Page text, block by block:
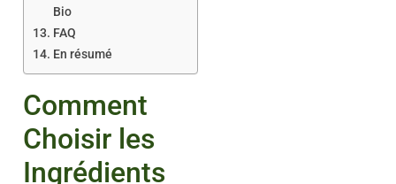
Bio
FAQ
En résumé
Comment
Choisir les
Ingrédients